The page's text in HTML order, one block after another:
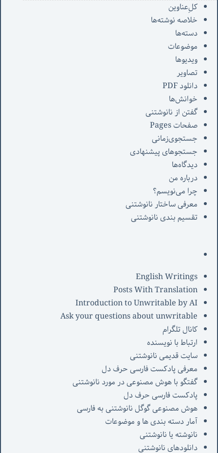
کل‌ِعناوین
خلاصه نوشته‌ها
دسته‌ها
موضوعات
ویدیوها
تصاویر
دانلود PDF
خوانش‌ها
گفتن از نانوشتنی
صفحات Pages
جستجوی‌زمانی
جستجوهای پیشنهادی
دیدگاه‌ها
درباره من
چرا می‌نویسم؟
معرفی‌ ساختار نانوشتنی
تقسیم بندی نانوشتنی
English Writings
Posts With Translation
Introduction to Unwritable by AI
Ask your questions about unwritable
کانال تلگرام
ارتباط با نویسنده
سایت قدیمی نانوشتنی
معرفی پادکست فارسی حرف دل
گفتگو با هوش مصنوعی در مورد نانوشتنی
پادکست فارسی حرف دل
هوش مصنوعی گوگل نانوشتنی به فارسی
آمار دسته بندی ها و موضوعات
نانوشته یا نانوشتنی
دانلودهای نانوشتنی